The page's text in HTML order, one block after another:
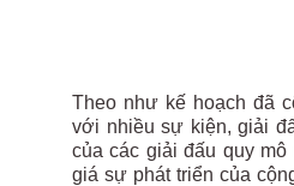
Theo như kế hoạch đã
với nhiều sự kiện, giải
của các giải đấu quy
giá sự phát triển của